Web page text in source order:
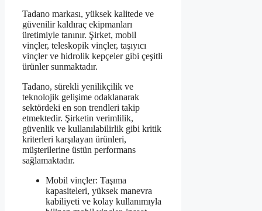
Tadano markası, yüksek kalitede ve
güvenilir kaldıraç ekipmanları
üretimiyle tanınır. Şirket, mobil
vinçler, teleskopik vinçler, taşıyıcı
vinçler ve hidrolik kepçeler gibi çeşitli
ürünler sunmaktadır.
Tadano, sürekli yenilikçilik ve
teknolojik gelişime odaklanarak
sektördeki en son trendleri takip
etmektedir. Şirketin verimlilik,
güvenlik ve kullanılabilirlik gibi kritik
kriterleri karşılayan ürünleri,
müşterilerine üstün performans
sağlamaktadır.
Mobil vinçler: Taşıma
kapasiteleri, yüksek manevra
kabiliyeti ve kolay kullanımıyla